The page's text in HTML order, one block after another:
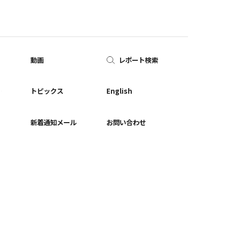
動画
トピックス
新着通知メール
レポート検索
English
お問い合わせ